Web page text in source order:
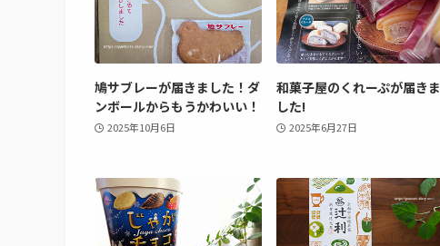
鳩サブレーが届きました！ダ
ンボールからもうかわいい！
2025年10月6日
和菓子屋のくれーぷが届きま
した!
2025年6月27日